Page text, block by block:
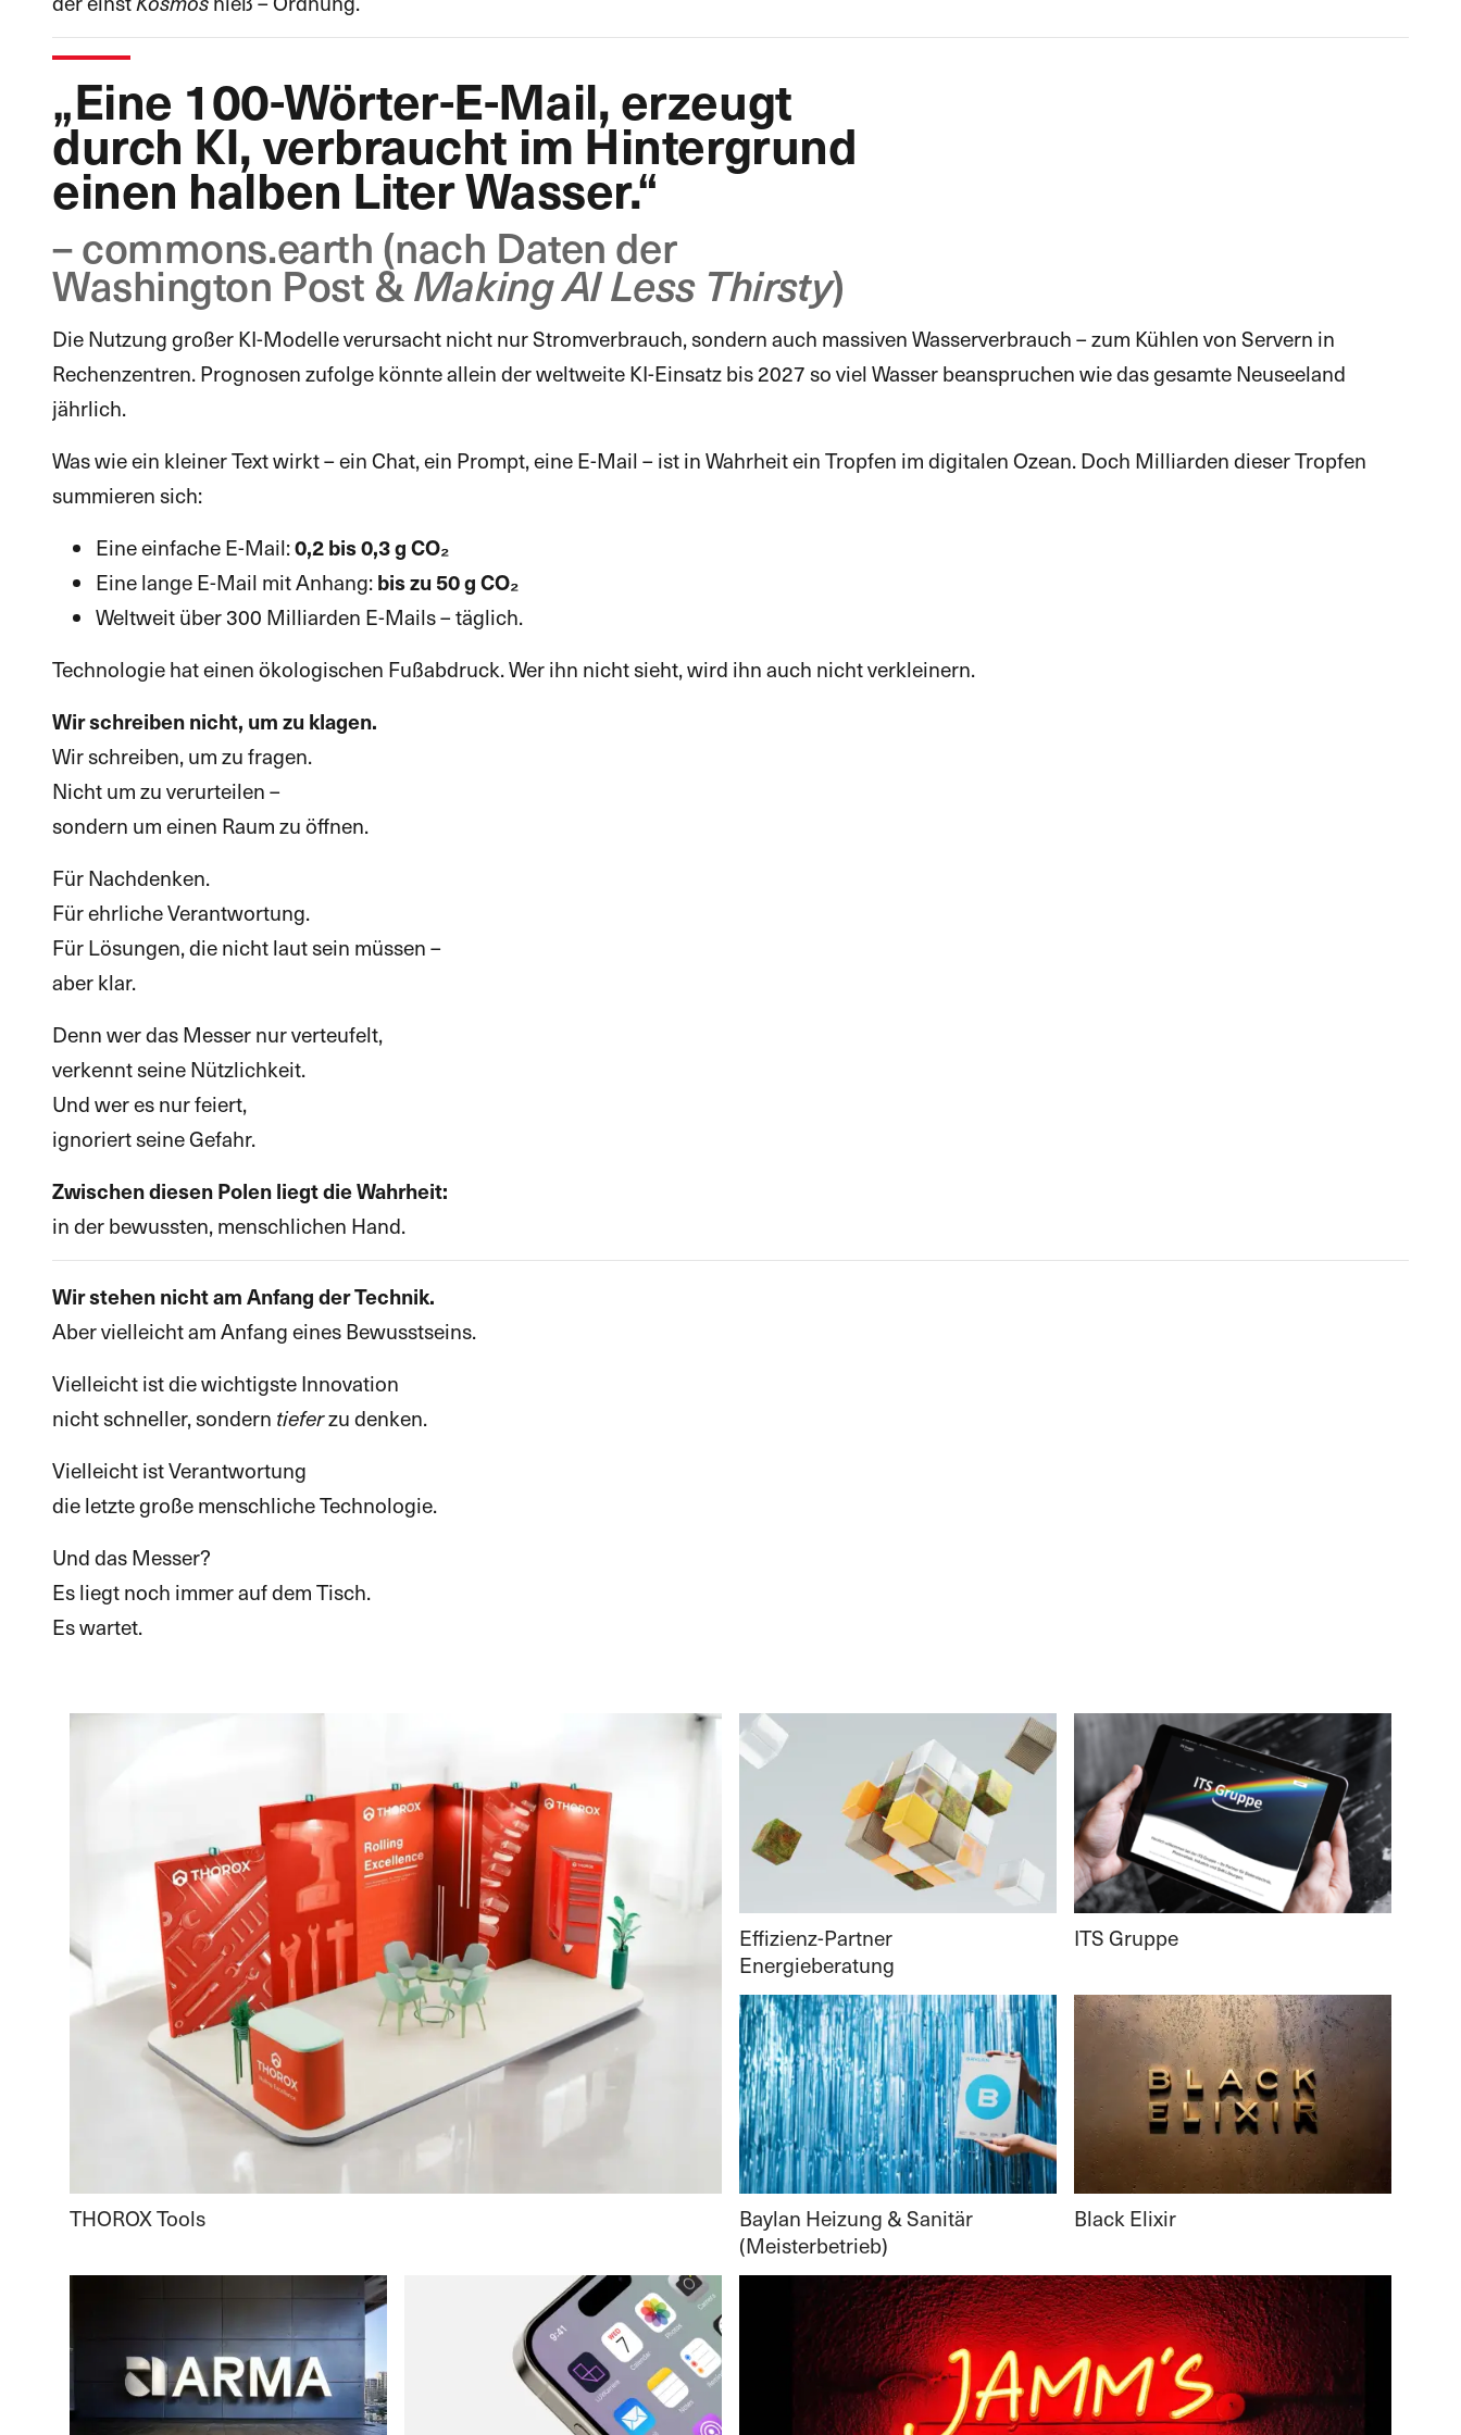
„Eine 100-Wörter-E-Mail, erzeugt
durch KI, verbraucht im Hintergrund
einen halben Liter Wasser.“
– commons.earth (nach Daten der
Washington Post &Making AI Less Thirsty)
Die Nutzung großer KI-Modelle verursacht nicht nur Stromverbrauch, sondern auch massiven Wasserverbrauch – zum Kühlen von Servern in
Rechenzentren. Prognosen zufolge könnte allein der weltweite KI-Einsatz bis 2027 so viel Wasser beanspruchen wie das gesamte Neuseeland
jährlich.
Was wie ein kleiner Text wirkt – ein Chat, ein Prompt, eine E-Mail – ist in Wahrheit ein Tropfen im digitalen Ozean. Doch Milliarden dieser Tropfen
summieren sich:
Eine einfache E-Mail:0,2 bis 0,3 g CO₂
Eine lange E-Mail mit Anhang:bis zu 50 g CO₂
Weltweit über 300 Milliarden E-Mails – täglich.
Technologie hat einen ökologischen Fußabdruck. Wer ihn nicht sieht, wird ihn auch nicht verkleinern.
Wir schreiben nicht, um zu klagen.
Wir schreiben, um zu fragen.
Nicht um zu verurteilen –
sondern um einen Raum zu öffnen.
Für Nachdenken.
Für ehrliche Verantwortung.
Für Lösungen, die nicht laut sein müssen –
aber klar.
Denn wer das Messer nur verteufelt,
verkennt seine Nützlichkeit.
Und wer es nur feiert,
ignoriert seine Gefahr.
Zwischen diesen Polen liegt die Wahrheit:
in der bewussten, menschlichen Hand.
Wir stehen nicht am Anfang der Technik.
Aber vielleicht am Anfang eines Bewusstseins.
Vielleicht ist die wichtigste Innovation
nicht schneller, sondern tieferzu denken.
Vielleicht ist Verantwortung
die letzte große menschliche Technologie.
Und das Messer?
Es liegt noch immer auf dem Tisch.
Es wartet.
THOROX Tools
Effizienz-Partner
Energieberatung
ITS Gruppe
Baylan Heizung & Sanitär
(Meisterbetrieb)
Black Elixir